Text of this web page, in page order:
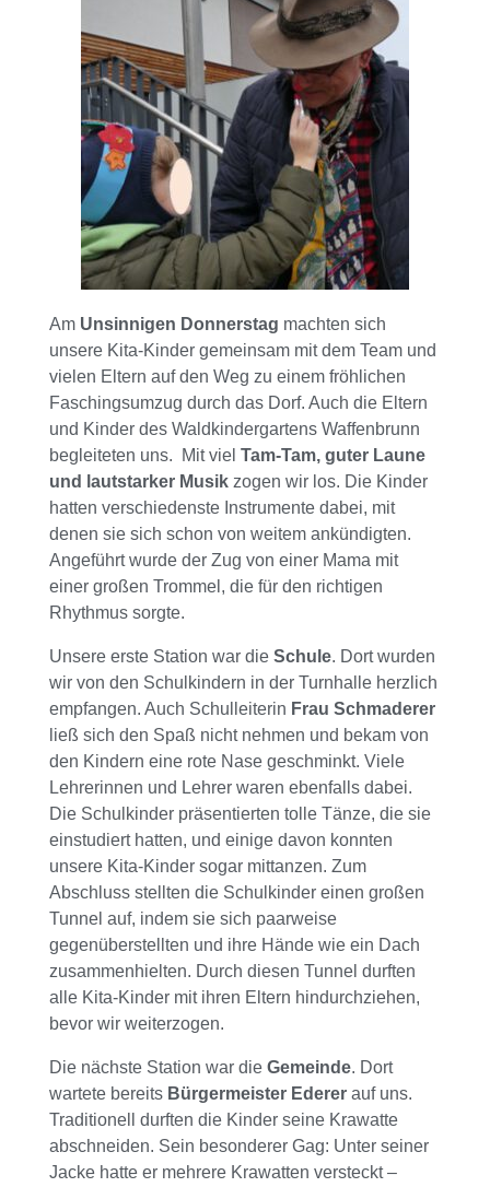
Am Unsinnigen Donnerstag machten sich
unsere Kita-Kinder gemeinsam mit dem Team und
vielen Eltern auf den Weg zu einem fröhlichen
Faschingsumzug durch das Dorf. Auch die Eltern
und Kinder des Waldkindergartens Waffenbrunn
begleiteten uns. Mit viel Tam-Tam, guter Laune
und lautstarker Musik zogen wir los. Die Kinder
hatten verschiedenste Instrumente dabei, mit
denen sie sich schon von weitem ankündigten.
Angeführt wurde der Zug von einer Mama mit
einer großen Trommel, die für den richtigen
Rhythmus sorgte.
Unsere erste Station war die Schule. Dort wurden
wir von den Schulkindern in der Turnhalle herzlich
empfangen. Auch Schulleiterin Frau Schmaderer
ließ sich den Spaß nicht nehmen und bekam von
den Kindern eine rote Nase geschminkt. Viele
Lehrerinnen und Lehrer waren ebenfalls dabei.
Die Schulkinder präsentierten tolle Tänze, die sie
einstudiert hatten, und einige davon konnten
unsere Kita-Kinder sogar mittanzen. Zum
Abschluss stellten die Schulkinder einen großen
Tunnel auf, indem sie sich paarweise
gegenüberstellten und ihre Hände wie ein Dach
zusammenhielten. Durch diesen Tunnel durften
alle Kita-Kinder mit ihren Eltern hindurchziehen,
bevor wir weiterzogen.
Die nächste Station war die Gemeinde. Dort
wartete bereits Bürgermeister Ederer auf uns.
Traditionell durften die Kinder seine Krawatte
abschneiden. Sein besonderer Gag: Unter seiner
Jacke hatte er mehrere Krawatten versteckt –